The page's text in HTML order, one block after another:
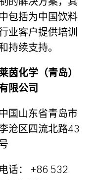
的解决方案，其
中包括为中国饮料
业客户提供培训
持续支持。
茵化学（青岛）
限公司
中国山东省青岛市
沧区四流北路43
电话： +86 532